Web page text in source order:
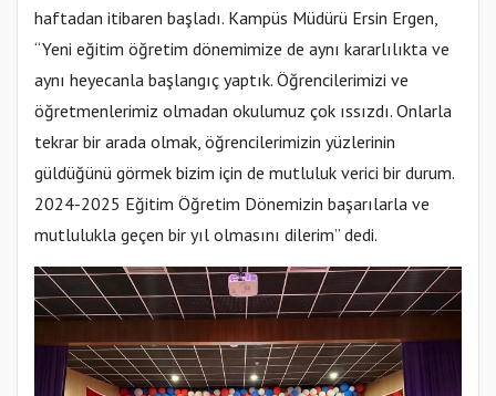
haftadan itibaren başladı. Kampüs Müdürü Ersin Ergen,
“Yeni eğitim öğretim dönemimize de aynı kararlılıkta ve
aynı heyecanla başlangıç yaptık. Öğrencilerimizi ve
öğretmenlerimiz olmadan okulumuz çok ıssızdı. Onlarla
tekrar bir arada olmak, öğrencilerimizin yüzlerinin
güldüğünü görmek bizim için de mutluluk verici bir durum.
2024-2025 Eğitim Öğretim Dönemizin başarılarla ve
mutlulukla geçen bir yıl olmasını dilerim” dedi.